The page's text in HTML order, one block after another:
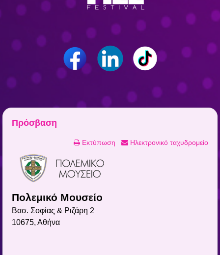
Επικοινωνία
Πρόσβαση
Εκτύπωση Ηλεκτρονικό ταχυδρομείο
Πολεμικό Μουσείο
Βασ. Σοφίας & Ριζάρη 2
10675, Αθήνα